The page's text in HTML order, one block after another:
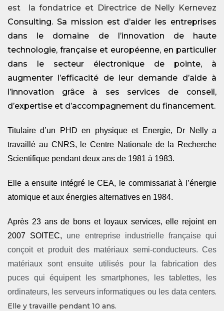
est la fondatrice et Directrice de Nelly Kernevez
Consulting. Sa mission est d’aider les entreprises
dans le domaine de l’innovation de haute
technologie, française et européenne, en particulier
dans le secteur électronique de pointe, à
augmenter l’efficacité de leur demande d’aide à
l’innovation grâce à ses services de conseil,
d’expertise et d’accompagnement du financement.
Titulaire d’un PHD en physique et Energie, Dr Nelly a
travaillé au CNRS, le Centre Nationale de la Recherche
Scientifique pendant deux ans de 1981 à 1983.
Elle a ensuite intégré le CEA, le commissariat à l’énergie
atomique et aux énergies alternatives en 1984.
Après 23 ans de bons et loyaux services, elle rejoint en
2007 SOITEC, une entreprise industrielle française qui
conçoit et produit des matériaux semi-conducteurs. Ces
matériaux sont ensuite utilisés pour la fabrication des
puces qui équipent les smartphones, les tablettes, les
ordinateurs, les serveurs informatiques ou les data centers.
Elle y travaille pendant 10 ans.